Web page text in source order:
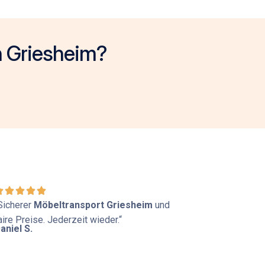
Griesheim?
Möbeltransport Griesheim und
Preise. Jederzeit wieder.“
S.